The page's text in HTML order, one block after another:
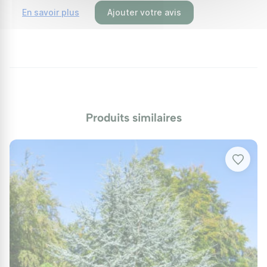
Le Cèdre de l'Atlas est généralement peu sensible
Bien qu'il soit résistant au gel, un paillage organique
autour du collet est bénéfique lors des premières
années pour protéger les racines. Cette protection
est surtout recommandée de décembre à février,
lors des périodes de grands froids.
Utilisations au jardin
En savoir plus Ajouter votre avis
Produits similaires